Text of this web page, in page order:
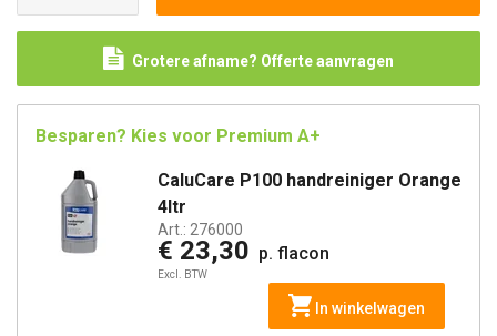
Grotere afname? Offerte aanvragen
Besparen? Kies voor Premium A+
CaluCare P100 handreiniger Orange
4ltr
Art.: 276000
€ 23,30 p. flacon
Excl. BTW
In winkelwagen